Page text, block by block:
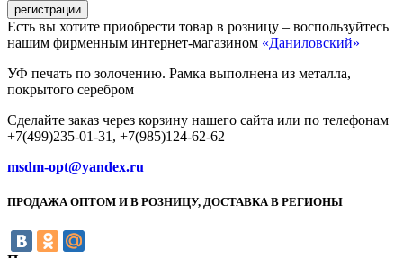
Есть вы хотите приобрести товар в розницу – воспользуйтесь
нашим фирменным интернет-магазином «Даниловский»
УФ печать по золочению. Рамка выполнена из металла,
покрытого серебром
Сделайте заказ через корзину нашего сайта или по телефонам
+7(499)235-01-31, +7(985)124-62-62
msdm-opt@yandex.ru
ПРОДАЖА ОПТОМ И В РОЗНИЦУ, ДОСТАВКА В РЕГИОНЫ